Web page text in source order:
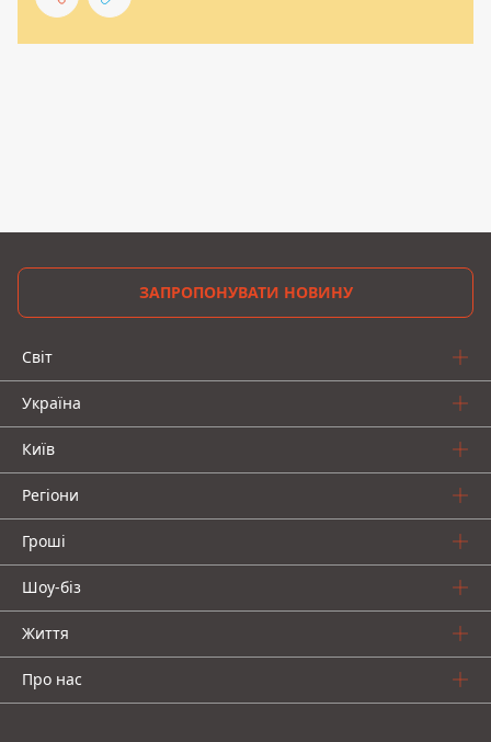
ЗАПРОПОНУВАТИ НОВИНУ
Світ
Україна
Київ
Регіони
Гроші
Шоу-біз
Життя
Про нас